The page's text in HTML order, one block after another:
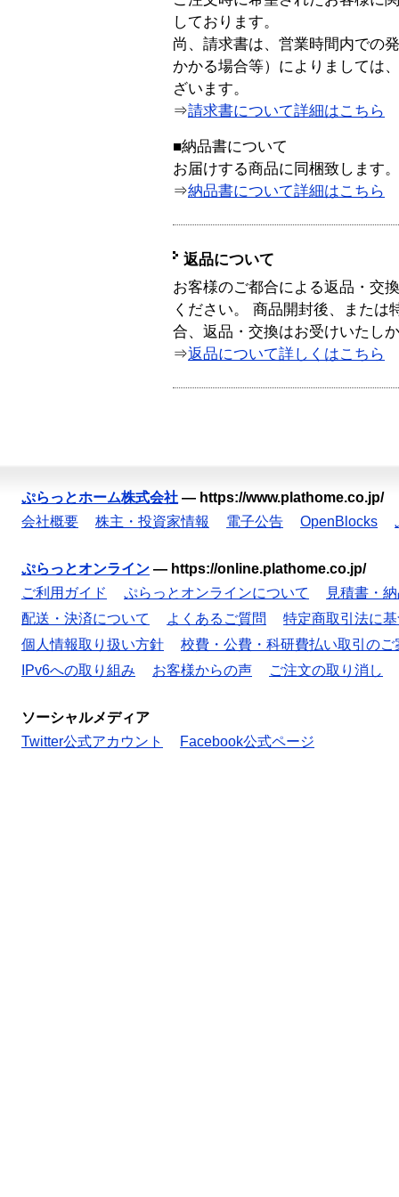
しております。
尚、請求書は、営業時間内での
かかる場合等）によりましては
ざいます。
⇒請求書について詳細はこちら
■納品書について
お届けする商品に同梱致します。
⇒納品書について詳細はこちら
返品について
お客様のご都合による返品・交
ください。 商品開封後、または
合、返品・交換はお受けいたし
⇒返品について詳しくはこちら
ぷらっとホーム株式会社 — https://www.plathome.co.jp/
会社概要
株主・投資家情報 電子公告 OpenBlocks
ぷらっとオンライン — https://online.plathome.co.jp/
ご利用ガイド
ぷらっとオンラインについて
見積書・
配送・決済について
よくあるご質問
特定商取引法に
個人情報取り扱い方針
校費・公費・科研費払い取引のご
IPv6への取り組み
お客様からの声 ご注文の取り消し
ソーシャルメディア
Twitter公式アカウント
Facebook公式ページ